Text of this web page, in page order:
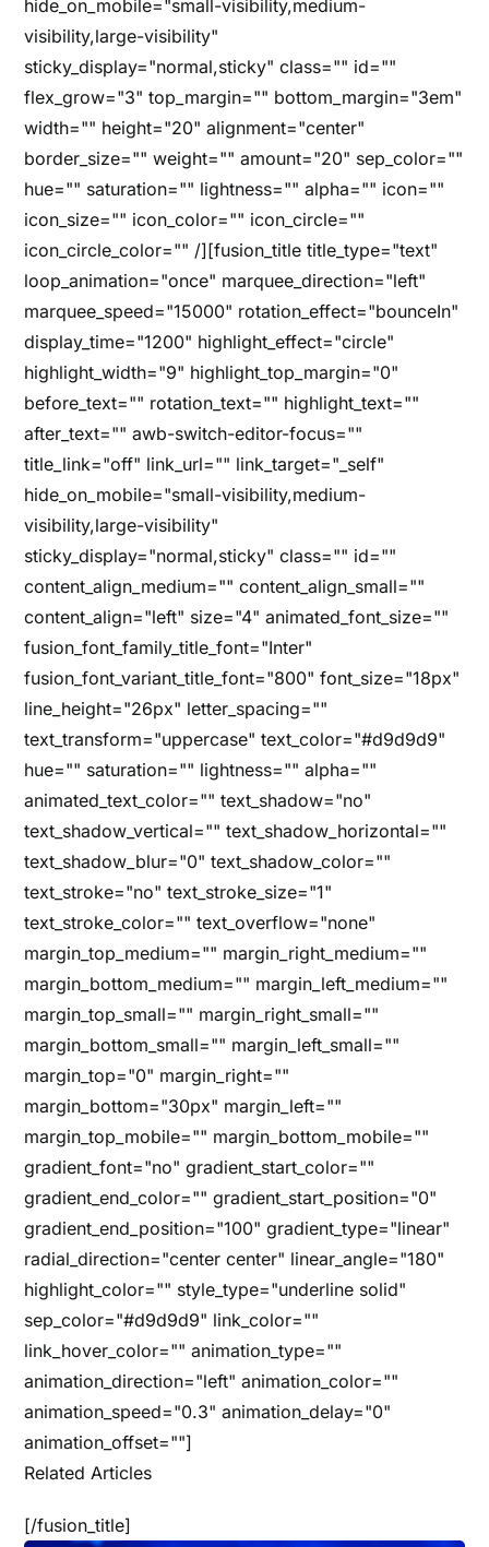
hide_on_mobile="small-visibility,medium-
visibility,large-visibility"
sticky_display="normal,sticky" class="" id=""
flex_grow="3" top_margin="" bottom_margin="3em"
width="" height="20" alignment="center"
border_size="" weight="" amount="20" sep_color=""
hue="" saturation="" lightness="" alpha="" icon=""
icon_size="" icon_color="" icon_circle=""
icon_circle_color="" /][fusion_title title_type="text"
loop_animation="once" marquee_direction="left"
marquee_speed="15000" rotation_effect="bounceIn"
display_time="1200" highlight_effect="circle"
highlight_width="9" highlight_top_margin="0"
before_text="" rotation_text="" highlight_text=""
after_text="" awb-switch-editor-focus=""
title_link="off" link_url="" link_target="_self"
hide_on_mobile="small-visibility,medium-
visibility,large-visibility"
sticky_display="normal,sticky" class="" id=""
content_align_medium="" content_align_small=""
content_align="left" size="4" animated_font_size=""
fusion_font_family_title_font="Inter"
fusion_font_variant_title_font="800" font_size="18px"
line_height="26px" letter_spacing=""
text_transform="uppercase" text_color="#d9d9d9"
hue="" saturation="" lightness="" alpha=""
animated_text_color="" text_shadow="no"
text_shadow_vertical="" text_shadow_horizontal=""
text_shadow_blur="0" text_shadow_color=""
text_stroke="no" text_stroke_size="1"
text_stroke_color="" text_overflow="none"
margin_top_medium="" margin_right_medium=""
margin_bottom_medium="" margin_left_medium=""
margin_top_small="" margin_right_small=""
margin_bottom_small="" margin_left_small=""
margin_top="0" margin_right=""
margin_bottom="30px" margin_left=""
margin_top_mobile="" margin_bottom_mobile=""
gradient_font="no" gradient_start_color=""
gradient_end_color="" gradient_start_position="0"
gradient_end_position="100" gradient_type="linear"
radial_direction="center center" linear_angle="180"
highlight_color="" style_type="underline solid"
sep_color="#d9d9d9" link_color=""
link_hover_color="" animation_type=""
animation_direction="left" animation_color=""
animation_speed="0.3" animation_delay="0"
animation_offset=""]
Related Articles
[/fusion_title]